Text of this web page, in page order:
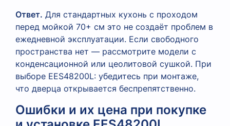
Ответ. Для стандартных кухонь с проходом
перед мойкой 70+ см это не создаёт проблем в
ежедневной эксплуатации. Если свободного
пространства нет — рассмотрите модели с
конденсационной или цеолитовой сушкой. При
выборе EES48200L: убедитесь при монтаже,
что дверца открывается беспрепятственно.
Ошибки и их цена при покупке